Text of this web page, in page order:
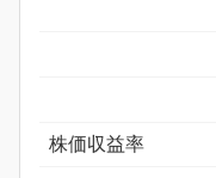
株価収益率